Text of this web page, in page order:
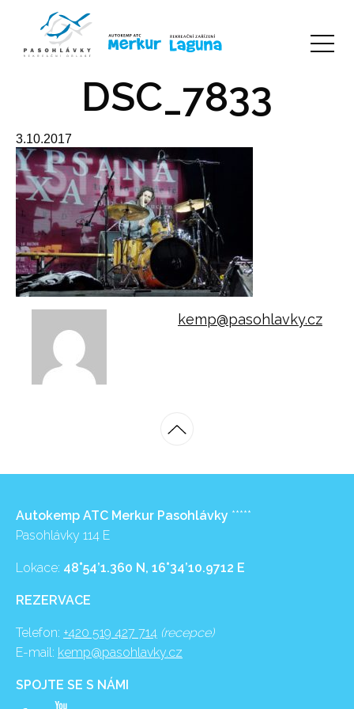
DSC_7833
3.10.2017
kemp@pasohlavky.cz
Autokemp ATC Merkur Pasohlávky *****
Pasohlávky 114 E
Lokace: 48°54’1.360 N, 16°34’10.9712 E
REZERVACE
Telefon: +420 519 427 714 (recepce)
E-mail: kemp@pasohlavky.cz
SPOJTE SE S NÁMI